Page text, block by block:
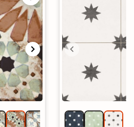
Livraison express
Carrelage intérieur livraison express
|
Carrelage salle de bain Livraison
express
|Carrelage sol cuisine
Carrelage salon moderne|
Carrelage Chambre
Carrelage WC